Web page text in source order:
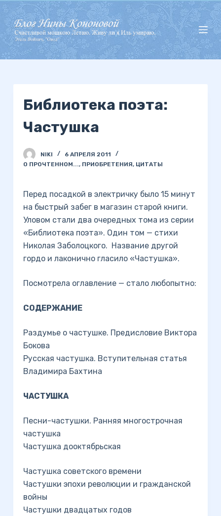
П
е
р
е
й
Библиотека поэта:
Частушка
NIKI
6 АПРЕЛЯ 2011
О ПРОЧТЕННОМ..., ПРИОБРЕТЕНИЯ, ЦИТАТЫ
Перед посадкой в электричку было 15 минут
на быстрый забег в магазин старой книги.
Уловом стали два очередных тома из серии
«Библиотека поэта». Один том — стихи
Николая Заболоцкого. Название другой
гордо и лаконично гласило «Частушка».
Посмотрела оглавление — стало любопытно:
СОДЕРЖАНИЕ
Раздумье о частушке. Предисловие Виктора
Бокова
Русская частушка. Вступительная статья
Владимира Бахтина
ЧАСТУШКА
Песни-частушки. Ранняя многострочная
частушка
Частушка дооктябрьская
Частушка советского времени
Частушки эпохи революции и гражданской
войны
Частушки двадцатых годов